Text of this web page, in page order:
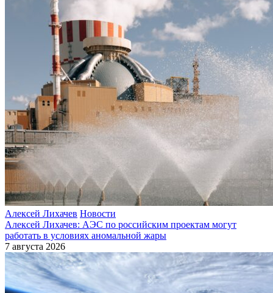
Алексей Лихачев Новости
Алексей Лихачев: АЭС по российским проектам могут
работать в условиях аномальной жары
7 августа 2026